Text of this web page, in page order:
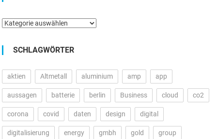
Kategorien
SCHLAGWÖRTER
aktien Altmetall aluminium amp app
aussagen batterie berlin Business cloud co2
corona covid daten design digital
digitalisierung energy gmbh gold group